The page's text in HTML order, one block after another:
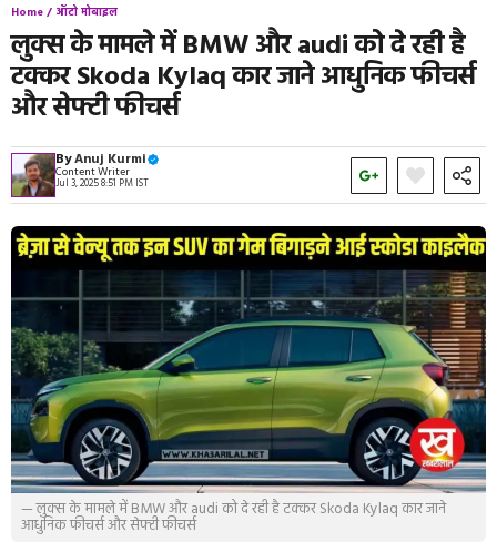
Home / ऑटो मोबाइल
लुक्स के मामले में BMW और audi को दे रही है
टक्कर Skoda Kylaq कार जाने आधुनिक फीचर्स
और सेफ्टी फीचर्स
ByAnuj Kurmi
Content Writer
Jul 3, 2025 8:51 PM IST
— लुक्स के मामले में BMW और audi को दे रही है टक्कर Skoda Kylaq कार जाने
आधुनिक फीचर्स और सेफ्टी फीचर्स